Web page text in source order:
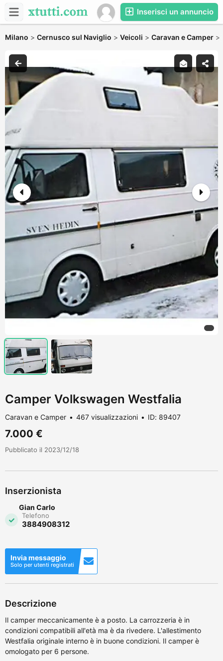
Inserisci un annuncio
Milano > Cernusco sul Naviglio > Veicoli > Caravan e Camper >
Camper Volkswagen Westfalia
Caravan e Camper 467 visualizzazioni ID: 89407
7.000 €
Pubblicato il 2023/12/18
Inserzionista
Gian Carlo
Telefono
3884908312
Invia messaggio
Solo per utenti registrati
Descrizione
Il camper meccanicamente è a posto. La carrozzeria è in
condizioni compatibili all'età ma è da rivedere. L'allestimento
Westfalia originale interno è in buone condizioni. Il camper è
omologato per 6 persone.